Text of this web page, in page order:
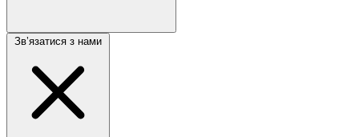
Звʼязатися з нами